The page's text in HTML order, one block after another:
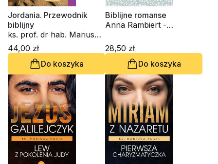
Jordania. Przewodnik
biblijny
ks. prof. dr hab. Mariusz
Rosik
44,00 zł
Do koszyka
Biblijne romanse
Anna Rambiert -
hab. Mariusz Rosik
28,50 zł
Do koszyka